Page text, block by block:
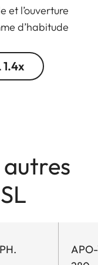
et l’ouverture
d’habitude